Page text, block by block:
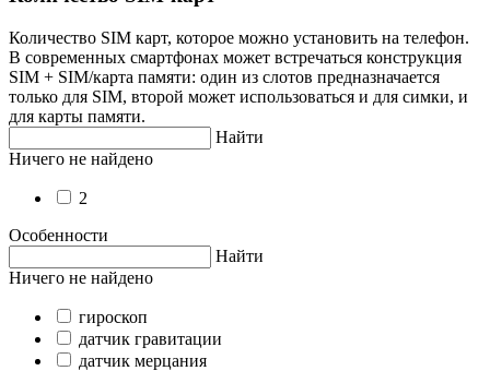
Количество SIM карт, которое можно установить на телефон.
В современных смартфонах может встречаться конструкция
SIM + SIM/карта памяти: один из слотов предназначается
только для SIM, второй может использоваться и для симки, и
для карты памяти.
Найти
Ничего не найдено
2
Особенности
Найти
Ничего не найдено
гироскоп
датчик гравитации
датчик мерцания